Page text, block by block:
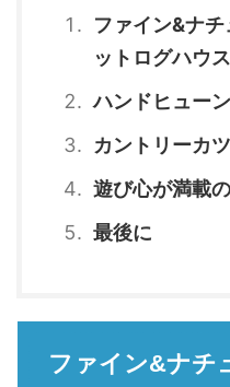
ファイン&ナ
ットログハウス
ハンドヒュー
カントリーカ
遊び心が満載
最後に
ファイン&ナチ